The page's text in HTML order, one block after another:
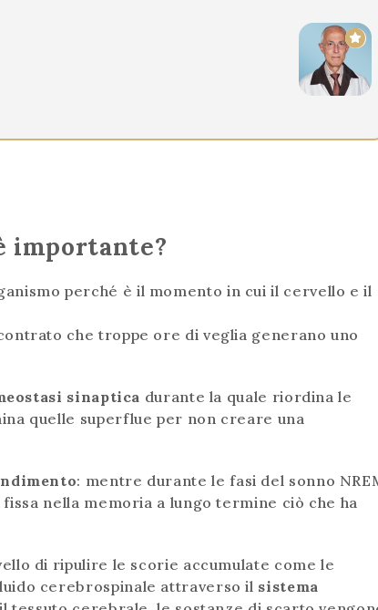
importante?
perché è il momento in cui il cervello e il
che troppe ore di veglia generano uno
sinaptica durante la quale riordina le
quelle superflue per non creare una
: mentre durante le fasi del sonno
nella memoria a lungo termine ciò che ha
di ripulire le scorie accumulate come le
cerebrospinale attraverso il sistema